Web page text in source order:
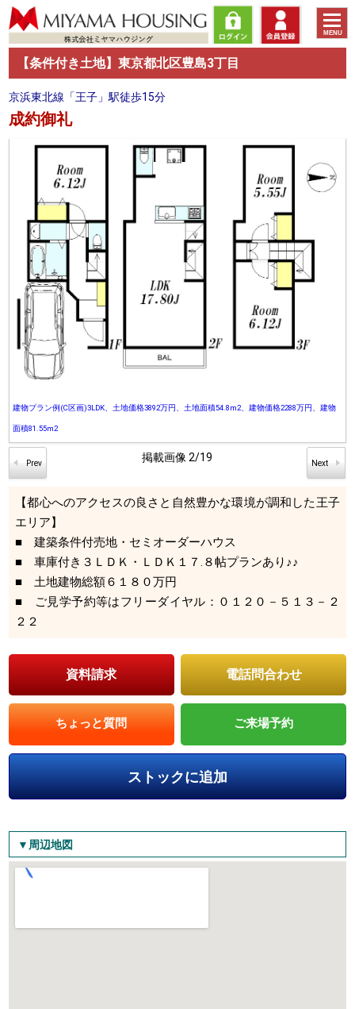
toggle
MENU
【条件付き土地】東京都北区豊島3丁目
京浜東北線「王子」駅徒歩15分
成約御礼
建物プラン例(C区画)3LDK、土地価格3892万円、土地面積54.8m2、建物価格2288万円、建物
面積81.55m2
掲載画像 2/19
【都心へのアクセスの良さと自然豊かな環境が調和した王子
エリア】
■ 建築条件付売地・セミオーダーハウス
■ 車庫付き３ＬＤＫ・ＬＤＫ１７.８帖プランあり♪♪
■ 土地建物総額６１８０万円
■ ご見学予約等はフリーダイヤル：０１２０－５１３－２
２２
電話問合わせ
資料請求
ちょっと質問 ご来場予約
ストックに追加
▼周辺地図